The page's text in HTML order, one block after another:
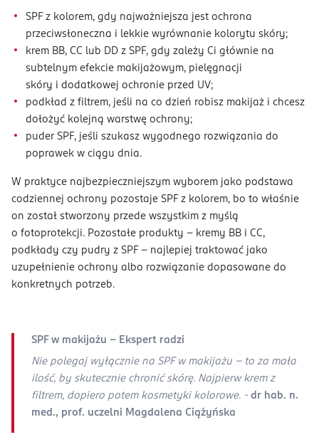
SPF z kolorem, gdy najważniejsza jest ochrona
przeciwsłoneczna i lekkie wyrównanie kolorytu skóry;
krem BB, CC lub DD z SPF, gdy zależy Ci głównie na
subtelnym efekcie makijażowym, pielęgnacji
skóry i dodatkowej ochronie przed UV;
podkład z filtrem, jeśli na co dzień robisz makijaż i chcesz
dołożyć kolejną warstwę ochrony;
puder SPF, jeśli szukasz wygodnego rozwiązania do
poprawek w ciągu dnia.
W praktyce najbezpieczniejszym wyborem jako podstawa
codziennej ochrony pozostaje SPF z kolorem, bo to właśnie
on został stworzony przede wszystkim z myślą
o fotoprotekcji. Pozostałe produkty – kremy BB i CC,
podkłady czy pudry z SPF – najlepiej traktować jako
uzupełnienie ochrony albo rozwiązanie dopasowane do
konkretnych potrzeb.
SPF w makijażu - Ekspert radzi
Nie polegaj wyłącznie na SPF w makijażu – to za mała
ilość, by skutecznie chronić skórę. Najpierw krem z
filtrem, dopiero potem kosmetyki kolorowe. - dr hab. n.
med., prof. uczelni Magdalena Ciążyńska